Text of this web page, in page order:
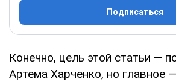
Подписаться
Конечно, цель этой статьи —
Артема Харченко, но главное